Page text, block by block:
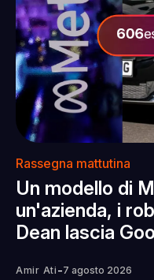
Rassegna mattutina
Un modello di
un'azienda, i
Dean lascia
Amir Ati -7 agosto 2026